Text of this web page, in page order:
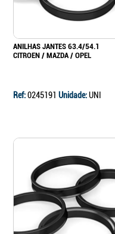
ANILHAS JANTES 63.4/54.1
CITROEN / MAZDA / OPEL
Ref:0245191 Unidade:UNI